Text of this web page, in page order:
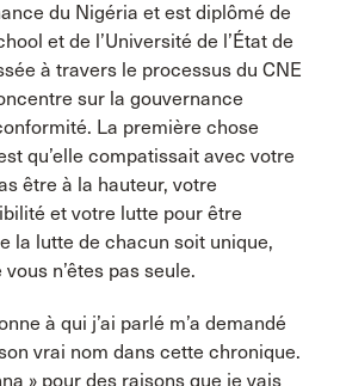
du Nigéria et est diplômé de
et de l’Université de l’État de
à travers le processus du CNE
sur la gouvernance
La première chose
qu’elle compatissait avec votre
être à la hauteur, votre
et votre lutte pour être
la lutte de chacun soit unique,
n’êtes pas seule.
à qui j’ai parlé m’a demandé
vrai nom dans cette chronique.
» pour des raisons que je vais